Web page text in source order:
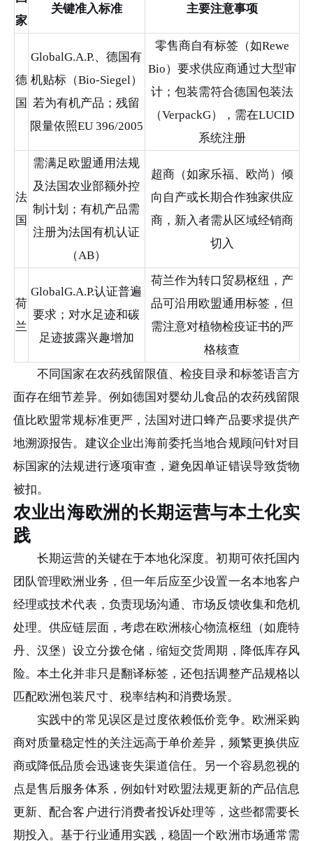
家
关键准入标准 主要注意事项
德
国
GlobalG.A.P.、德国有
机贴标（Bio-Siegel）
若为有机产品；残留
限量依照EU 396/2005
零售商自有标签（如Rewe
Bio）要求供应商通过大型审
计；包装需符合德国包装法
（VerpackG），需在LUCID
系统注册
法
国
需满足欧盟通用法规
及法国农业部额外控
制计划；有机产品需
注册为法国有机认证
（AB）
超商（如家乐福、欧尚）倾
向自产或长期合作独家供应
商，新入者需从区域经销商
切入
荷
兰
GlobalG.A.P.认证普遍
要求；对水足迹和碳
足迹披露兴趣增加
荷兰作为转口贸易枢纽，产
品可沿用欧盟通用标签，但
需注意对植物检疫证书的严
格核查
不同国家在农药残留限值、检疫目录和标签语言方
面存在细节差异。例如德国对婴幼儿食品的农药残留限
值比欧盟常规标准更严，法国对进口蜂产品要求提供产
地溯源报告。建议企业出海前委托当地合规顾问针对目
标国家的法规进行逐项审查，避免因单证错误导致货物
被扣。
农业出海欧洲的长期运营与本土化实
践
长期运营的关键在于本地化深度。初期可依托国内
团队管理欧洲业务，但一年后应至少设置一名本地客户
经理或技术代表，负责现场沟通、市场反馈收集和危机
处理。供应链层面，考虑在欧洲核心物流枢纽（如鹿特
丹、汉堡）设立分拨仓储，缩短交货周期，降低库存风
险。本土化并非只是翻译标签，还包括调整产品规格以
匹配欧洲包装尺寸、税率结构和消费场景。
实践中的常见误区是过度依赖低价竞争。欧洲采购
商对质量稳定性的关注远高于单价差异，频繁更换供应
商或降低品质会迅速丧失渠道信任。另一个容易忽视的
点是售后服务体系，例如针对欧盟法规更新的产品信息
更新、配合客户进行消费者投诉处理等，这些都需要长
期投入。基于行业通用实践，稳固一个欧洲市场通常需